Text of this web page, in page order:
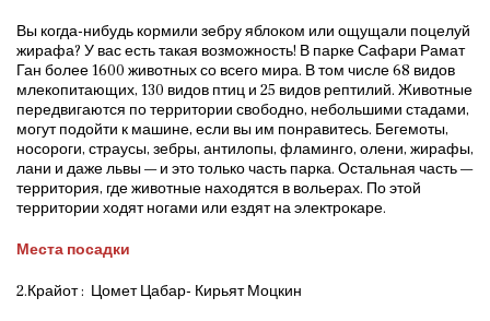
Вы когда-нибудь кормили зебру яблоком или ощущали поцелуй
жирафа? У вас есть такая возможность! В парке Сафари Рамат
Ган более 1600 животных со всего мира. В том числе 68 видов
млекопитающих, 130 видов птиц и 25 видов рептилий. Животные
передвигаются по территории свободно, небольшими стадами,
могут подойти к машине, если вы им понравитесь. Бегемоты,
носороги, страусы, зебры, антилопы, фламинго, олени, жирафы,
лани и даже львы — и это только часть парка. Остальная часть —
территория, где животные находятся в вольерах. По этой
территории ходят ногами или ездят на электрокаре.
Места посадки
2.Крайот : Цомет Цабар- Кирьят Моцкин